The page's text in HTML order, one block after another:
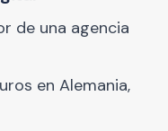
de una agencia
en Alemania,